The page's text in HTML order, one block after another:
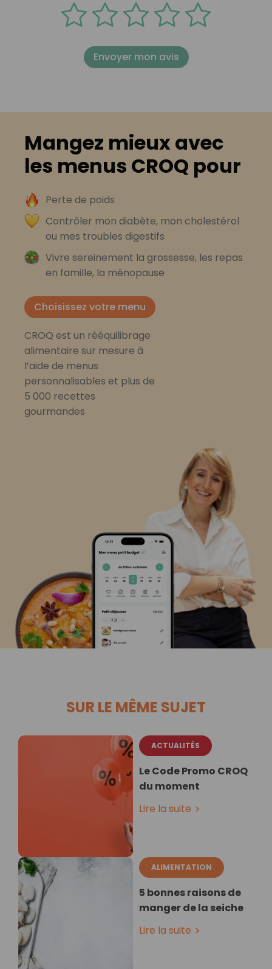
Envoyer mon avis
Mangez mieux avec
les menus CROQ pour
Perte de poids
Contrôler mon diabète, mon cholestérol
ou mes troubles digestifs
Vivre sereinement la grossesse, les repas
en famille, la ménopause
Choisissez votre menu
CROQ est un rééquilibrage
alimentaire sur mesure à
l’aide de menus
personnalisables et plus de
5 000 recettes
gourmandes
SUR LE MÊME SUJET
ACTUALITÉS
Le Code Promo CROQ
du moment
Lire la suite
ALIMENTATION
5 bonnes raisons de
manger de la seiche
Lire la suite